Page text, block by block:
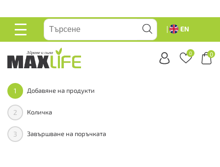
ОСНОВНО
EN
0 0
1 Добавяне на продукти
2 Количка
3 Завършване на поръчката